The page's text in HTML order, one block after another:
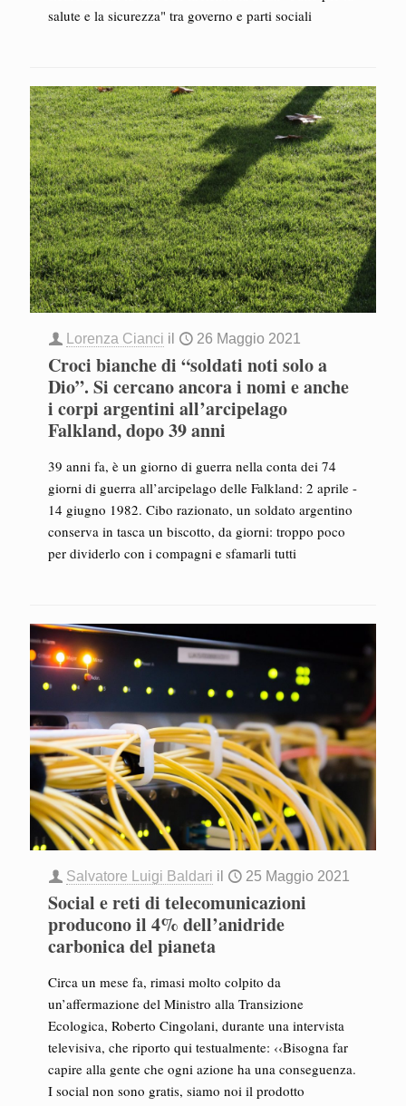
salute e la sicurezza" tra governo e parti sociali
Lorenza Cianci il 26 Maggio 2021
Croci bianche di “soldati noti solo a
Dio”. Si cercano ancora i nomi e anche
i corpi argentini all’arcipelago
Falkland, dopo 39 anni
39 anni fa, è un giorno di guerra nella conta dei 74
giorni di guerra all’arcipelago delle Falkland: 2 aprile -
14 giugno 1982. Cibo razionato, un soldato argentino
conserva in tasca un biscotto, da giorni: troppo poco
per dividerlo con i compagni e sfamarli tutti
Salvatore Luigi Baldari il 25 Maggio 2021
Social e reti di telecomunicazioni
producono il 4% dell’anidride
carbonica del pianeta
Circa un mese fa, rimasi molto colpito da
un’affermazione del Ministro alla Transizione
Ecologica, Roberto Cingolani, durante una intervista
televisiva, che riporto qui testualmente: ‹‹Bisogna far
capire alla gente che ogni azione ha una conseguenza.
I social non sono gratis, siamo noi il prodotto